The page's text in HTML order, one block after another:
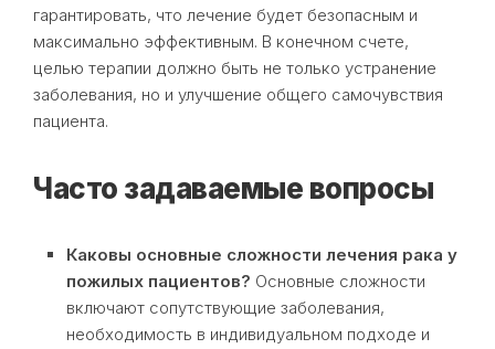
гарантировать, что лечение будет безопасным и
максимально эффективным. В конечном счете,
целью терапии должно быть не только устранение
заболевания, но и улучшение общего самочувствия
пациента.
Часто задаваемые вопросы
Каковы основные сложности лечения рака у
пожилых пациентов? Основные сложности
включают сопутствующие заболевания,
необходимость в индивидуальном подходе и